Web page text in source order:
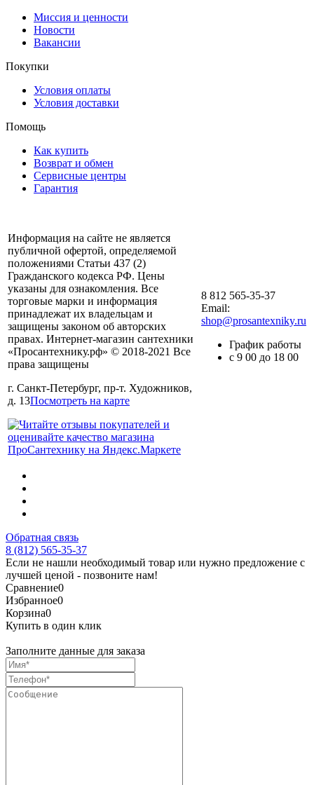
Миссия и ценности
Новости
Вакансии
Покупки
Условия оплаты
Условия доставки
Помощь
Как купить
Возврат и обмен
Сервисные центры
Гарантия
Информация на сайте не является
публичной офертой, определяемой
положениями Статьи 437 (2)
Гражданского кодекса РФ. Цены
указаны для ознакомления. Все
торговые марки и информация
принадлежат их владельцам и
защищены законом об авторских
правах. Интернет-магазин сантехники
«Просантехнику.рф» © 2018-2021 Все
права защищены
г. Санкт-Петербург, пр-т. Художников,
д. 13Посмотреть на карте
8 812 565-35-37
Email:
shop@prosantexniky.ru
График работы
с 9 00 до 18 00
Обратная связь
8 (812) 565-35-37
Если не нашли необходимый товар или нужно предложение с
лучшей ценой - позвоните нам!
Сравнение0
Избранное0
Корзина0
Купить в один клик
Заполните данные для заказа